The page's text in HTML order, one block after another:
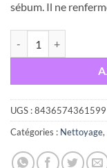
sébum. Il ne
UGS :8436574361599
Catégories : Nettoyage,